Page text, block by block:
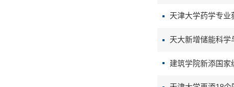
天津大学药学专业
天大新增储能科学
建筑学院新添国家